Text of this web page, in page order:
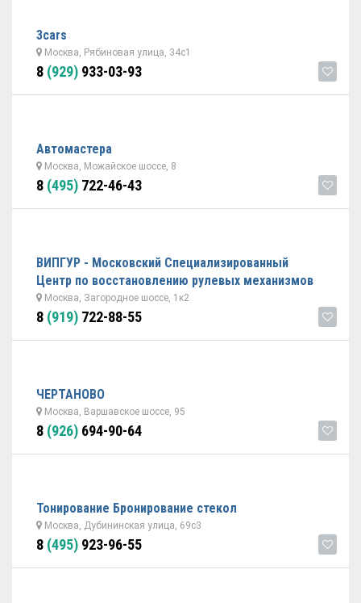
3cars
Москва, Рябиновая улица, 34с1
8 (929) 933-03-93
Автомастера
Москва, Можайское шоссе, 8
8 (495) 722-46-43
ВИПГУР - Московский Специализированный
Центр по восстановлению рулевых механизмов
Москва, Загородное шоссе, 1к2
8 (919) 722-88-55
ЧЕРТАНОВО
Москва, Варшавское шоссе, 95
8 (926) 694-90-64
Тонирование Бронирование стекол
Москва, Дубининская улица, 69с3
8 (495) 923-96-55